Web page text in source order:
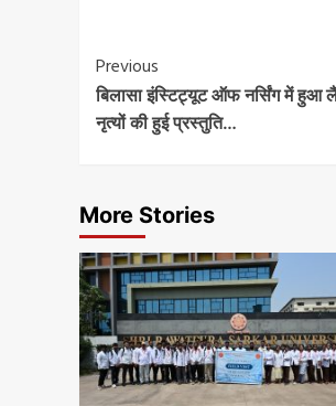
Post
Navigation
Previous
बिलासा इंस्टिट्यूट ऑफ नर्सिंग में हुआ
नृत्यों की हुई प्रस्तुति…
More Stories